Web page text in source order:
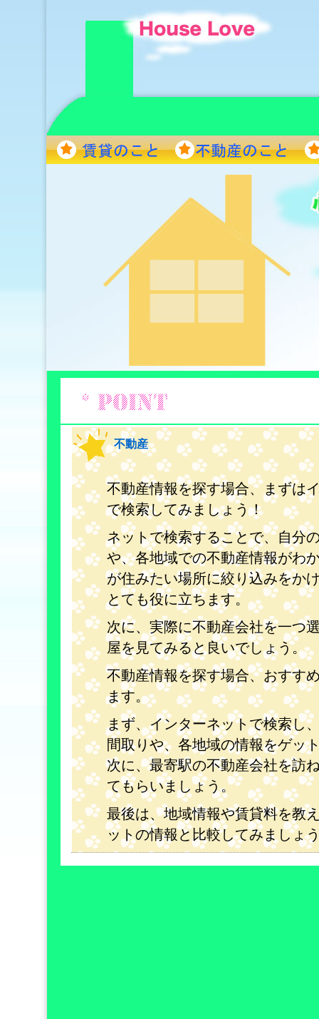
不動産
不動産情報を探す場合、まずは
で検索してみましょう！
ネットで検索することで、自分
や、各地域での不動産情報がわ
が住みたい場所に絞り込みをか
とても役に立ちます。
次に、実際に不動産会社を一つ
屋を見てみると良いでしょう。
不動産情報を探す場合、おすす
ます。
まず、インターネットで検索し
間取りや、各地域の情報をゲッ
次に、最寄駅の不動産会社を訪
てもらいましょう。
最後は、地域情報や賃貸料を教
ットの情報と比較してみましょ